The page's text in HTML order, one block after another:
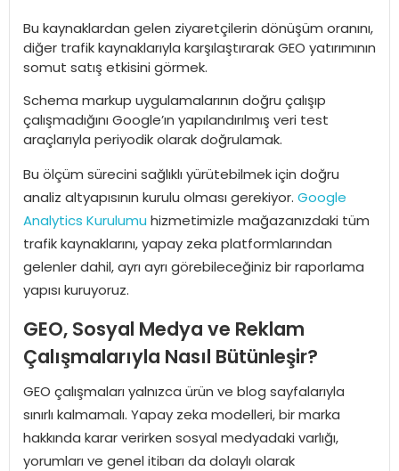
Bu kaynaklardan gelen ziyaretçilerin dönüşüm oranını,
diğer trafik kaynaklarıyla karşılaştırarak GEO yatırımının
somut satış etkisini görmek.
Schema markup uygulamalarının doğru çalışıp
çalışmadığını Google’ın yapılandırılmış veri test
araçlarıyla periyodik olarak doğrulamak.
Bu ölçüm sürecini sağlıklı yürütebilmek için doğru
analiz altyapısının kurulu olması gerekiyor. Google
Analytics Kurulumu hizmetimizle mağazanızdaki tüm
trafik kaynaklarını, yapay zeka platformlarından
gelenler dahil, ayrı ayrı görebileceğiniz bir raporlama
yapısı kuruyoruz.
GEO, Sosyal Medya ve Reklam
Çalışmalarıyla Nasıl Bütünleşir?
GEO çalışmaları yalnızca ürün ve blog sayfalarıyla
sınırlı kalmamalı. Yapay zeka modelleri, bir marka
hakkında karar verirken sosyal medyadaki varlığı,
yorumları ve genel itibarı da dolaylı olarak